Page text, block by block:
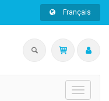
Français
Toggle